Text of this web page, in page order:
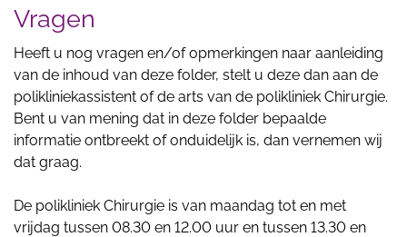
Vragen
Heeft u nog vragen en/of opmerkingen naar aanleiding
van de inhoud van deze folder, stelt u deze dan aan de
polikliniekassistent of de arts van de polikliniek Chirurgie.
Bent u van mening dat in deze folder bepaalde
informatie ontbreekt of onduidelijk is, dan vernemen wij
dat graag.
De polikliniek Chirurgie is van maandag tot en met
vrijdag tussen 08.30 en 12.00 uur en tussen 13.30 en